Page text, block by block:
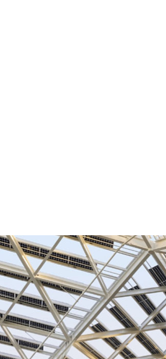
467 億ドルで、第 1 四半期から 6% 増、
ンターの売上高は 411 億ドルで、第 1 四
データセンターの売上高は、前四半期比
NVDA) は、2025 年 7 月 27 日に
しました。前四半期から 6% 増加し、前年
ターの売上高は、前四半期比で 17% 増加